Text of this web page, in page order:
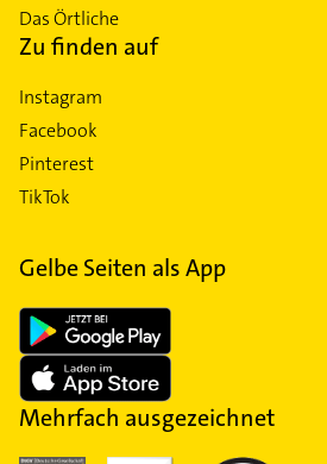
Das Örtliche
Zu finden auf
Instagram
Facebook
Pinterest
TikTok
Gelbe Seiten als App
Mehrfach ausgezeichnet